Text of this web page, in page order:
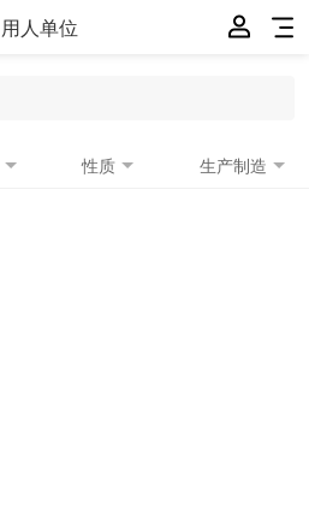
用人单位
性质 生产制造